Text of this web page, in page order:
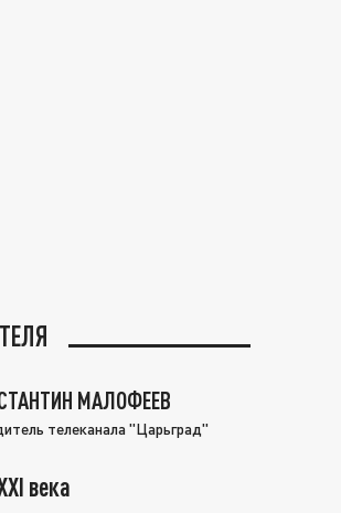
МАЛОФЕЕВ
телеканала "Царьград"
века